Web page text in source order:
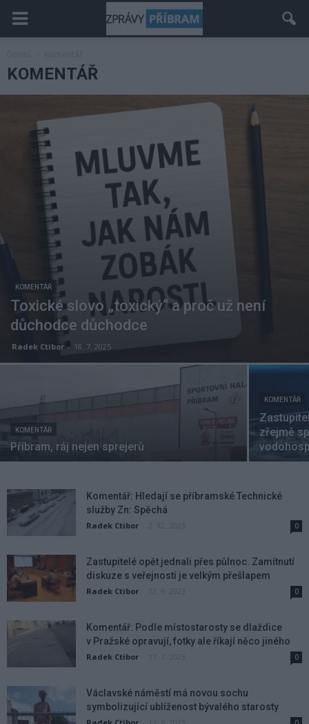
KOMENTÁŘ
KOMENTÁŘ
Toxické slovo „toxický“ a proč už není
důchodce důchodce
Radek Ctibor - 18. 7. 2025
KOMENTÁŘ
Příbram, ráj nejen sprejerů
KOMENTÁŘ
zřejmě
Komentář: Hledají se příbramské Technické
služby Zn: Spěchá
Radek Ctibor 0
Zastupitelé opět jednali přes půlnoc. Zamítnutí
diskuze s veřejností je velkým přešlapem
Radek Ctibor 0
Komentář: Podle místostarosty se dlaždice
v Pražské opravují, fotky ale říkají něco jiného
Radek Ctibor 0
Václavské náměstí má novou sochu
symbolizující ublíženost bývalého starosty